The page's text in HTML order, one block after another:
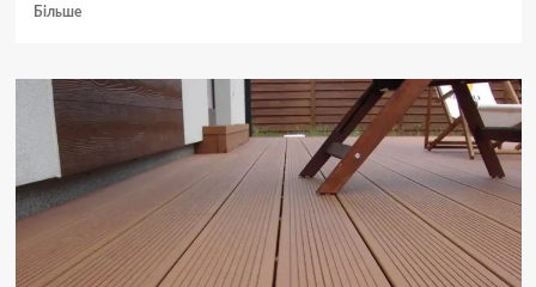
БільшеДокладніше
сталь
65Г:
характеристики,
застосування
та
відмінність
20Х